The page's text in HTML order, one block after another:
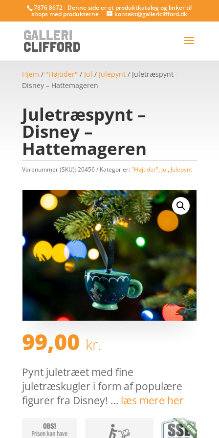
7876 8672 - Denne side er et produktkatalog og linker til
shops med produkterne kontakt@gallericlifford.dk
Hjem / "Højtider" / Jul / Julepynt/ Juletræspynt –
Disney – Hattemageren
Juletræspynt –
Disney –
Hattemageren
Varenummer (SKU):20456 Kategorier:"Højtider", Jul, Julepynt
99,00 kr.
Pynt juletræet med fine
juletræskugler i form af populære
figurer fra Disney! … læs mere her